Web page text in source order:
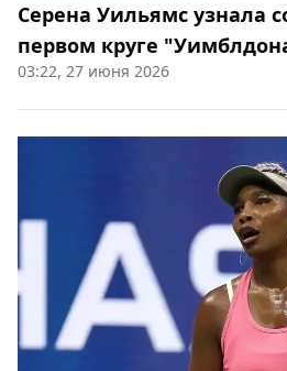
Серена Уильямс узнала
первом круге
03:22, 27 июня 2026